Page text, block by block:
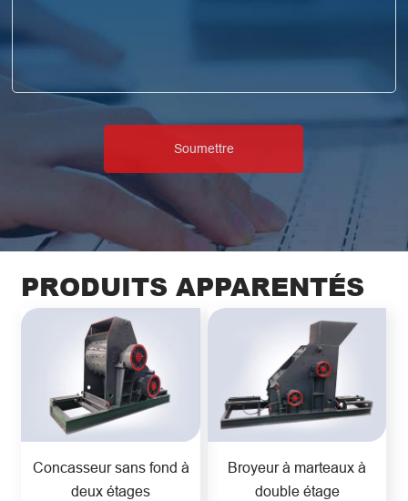
PRODUITS APPARENTÉS
Concasseur sans fond à
deux étages
Broyeur à marteaux à
double étage